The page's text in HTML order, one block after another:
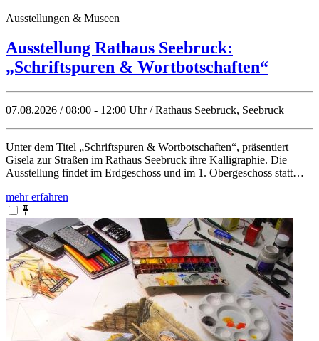
Ausstellungen & Museen
Ausstellung Rathaus Seebruck:
„Schriftspuren & Wortbotschaften“
07.08.2026 / 08:00 - 12:00 Uhr / Rathaus Seebruck, Seebruck
Unter dem Titel „Schriftspuren & Wortbotschaften“, präsentiert
Gisela zur Straßen im Rathaus Seebruck ihre Kalligraphie. Die
Ausstellung findet im Erdgeschoss und im 1. Obergeschoss statt…
mehr erfahren